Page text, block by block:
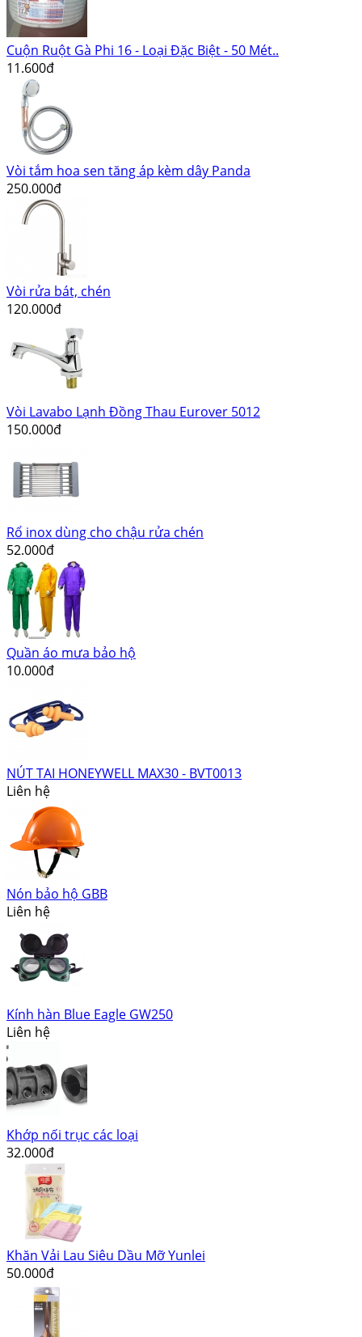
Cuộn Ruột Gà Phi 16 - Loại Đặc Biệt - 50 Mét..
11.600đ
Vòi tắm hoa sen tăng áp kèm dây Panda
250.000đ
Vòi rửa bát, chén
120.000đ
Vòi Lavabo Lạnh Đồng Thau Eurover 5012
150.000đ
Rổ inox dùng cho chậu rửa chén
52.000đ
Quần áo mưa bảo hộ
10.000đ
NÚT TAI HONEYWELL MAX30 - BVT0013
Liên hệ
Nón bảo hộ GBB
Liên hệ
Kính hàn Blue Eagle GW250
Liên hệ
Khớp nối trục các loại
32.000đ
Khăn Vải Lau Siêu Dầu Mỡ Yunlei
50.000đ